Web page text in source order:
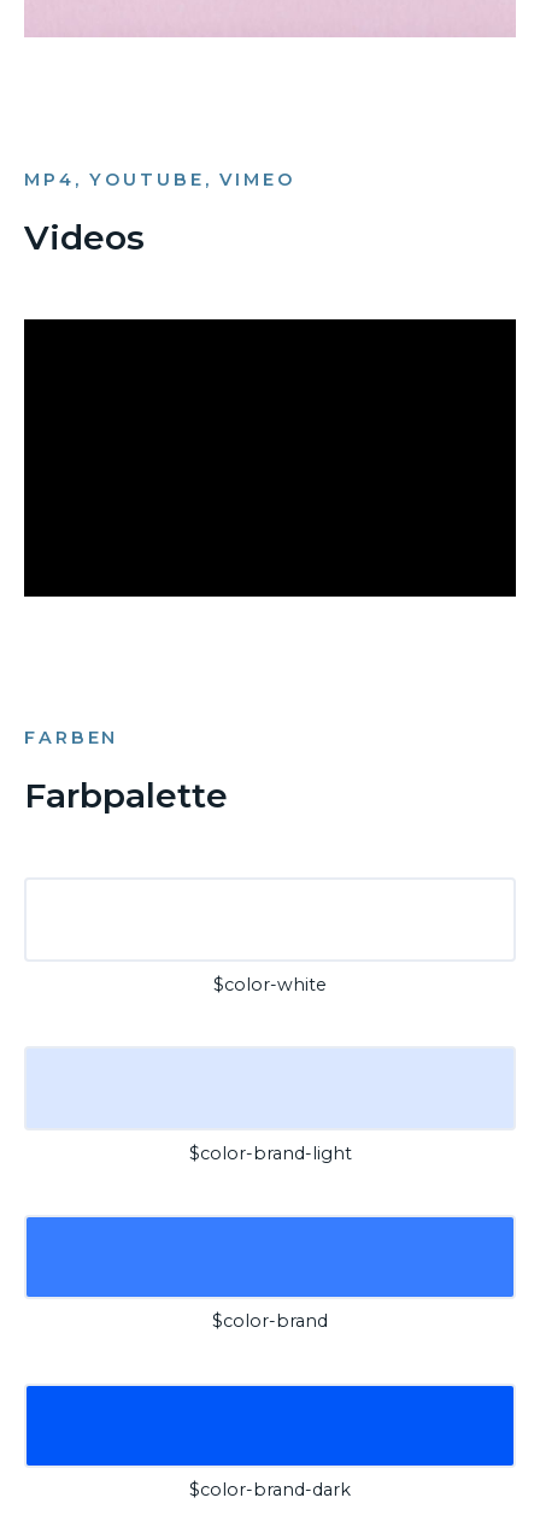
MP4, YOUTUBE, VIMEO
Videos
FARBEN
Farbpalette
$color-white
$color-brand-light
$color-brand
$color-brand-dark